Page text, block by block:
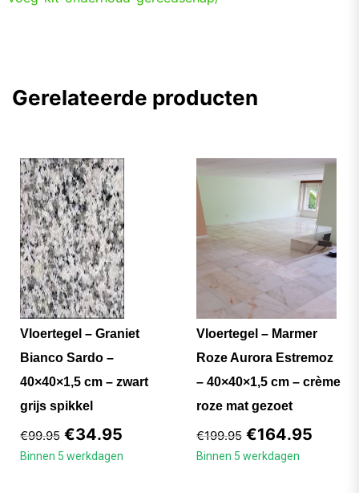
Gerelateerde producten
Vloertegel – Graniet
Bianco Sardo –
40×40×1,5 cm – zwart
grijs spikkel
€99.95 €34.95
Binnen 5 werkdagen
Vloertegel – Marmer
Roze Aurora Estremoz
– 40×40×1,5 cm – crème
roze mat gezoet
€199.95 €164.95
Binnen 5 werkdagen